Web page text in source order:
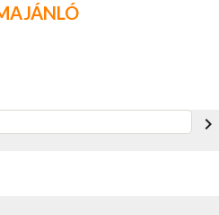
navigate_next